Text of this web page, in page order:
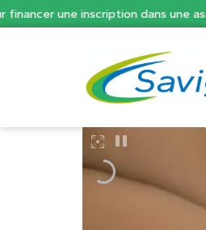
une inscription dans une